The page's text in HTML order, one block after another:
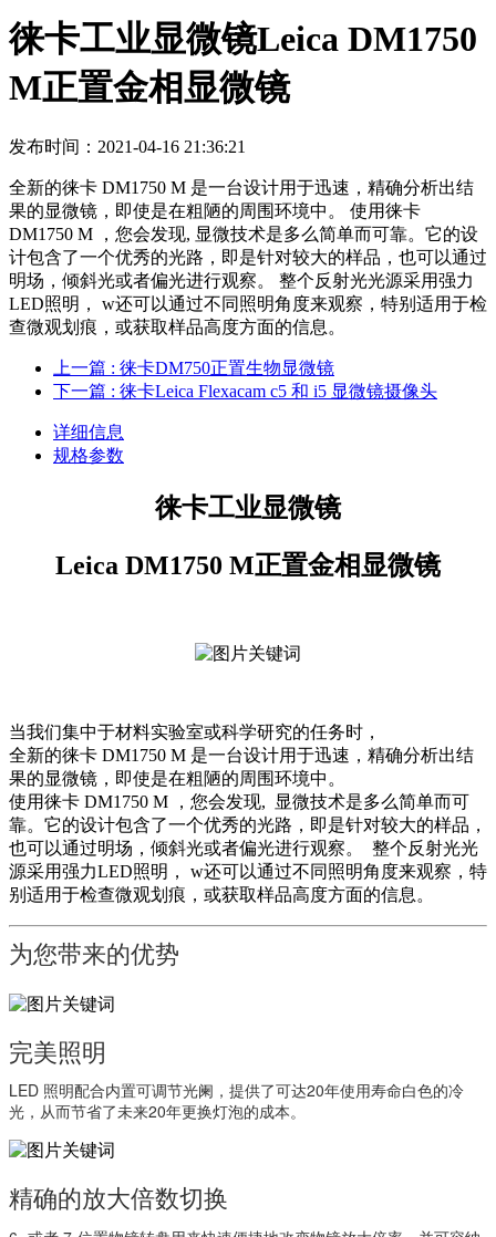
徕卡工业显微镜Leica DM1750
M正置金相显微镜
发布时间：2021-04-16 21:36:21
全新的徕卡 DM1750 M 是一台设计用于迅速，精确分析出结
果的显微镜，即使是在粗陋的周围环境中。 使用徕卡
DM1750 M ，您会发现, 显微技术是多么简单而可靠。它的设
计包含了一个优秀的光路，即是针对较大的样品，也可以通过
明场，倾斜光或者偏光进行观察。 整个反射光光源采用强力
LED照明， w还可以通过不同照明角度来观察，特别适用于检
查微观划痕，或获取样品高度方面的信息。
上一篇 : 徕卡DM750正置生物显微镜
下一篇 : 徕卡Leica Flexacam c5 和 i5 显微镜摄像头
详细信息
规格参数
徕卡工业显微镜
Leica DM1750 M正置金相显微镜
当我们集中于材料实验室或科学研究的任务时，
全新的徕卡 DM1750 M 是一台设计用于迅速，精确分析出结
果的显微镜，即使是在粗陋的周围环境中。
使用徕卡 DM1750 M ，您会发现, 显微技术是多么简单而可
靠。它的设计包含了一个优秀的光路，即是针对较大的样品，
也可以通过明场，倾斜光或者偏光进行观察。 整个反射光光
源采用强力LED照明， w还可以通过不同照明角度来观察，特
别适用于检查微观划痕，或获取样品高度方面的信息。
为您带来的优势
完美照明
LED 照明配合内置可调节光阑，提供了可达20年使用寿命白色的冷
光，从而节省了未来20年更换灯泡的成本。
精确的放大倍数切换